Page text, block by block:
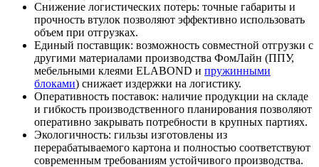
Снижение логистических потерь: точные габариты и
прочность втулок позволяют эффективно использовать
объем при отгрузках.
Единый поставщик: возможность совместной отгрузки с
другими материалами производства ФомЛайн (ППУ,
мебельными клеями ELABOND и пружинными
блоками) снижает издержки на логистику.
Оперативность поставок: наличие продукции на складе
и гибкость производственного планирования позволяют
оперативно закрывать потребности в крупных партиях.
Экологичность: гильзы изготовлены из
перерабатываемого картона и полностью соответствуют
современным требованиям устойчивого производства.